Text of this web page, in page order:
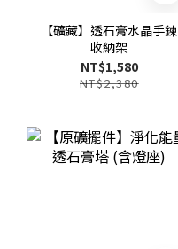
【礦藏】透石膏水晶手鍊
收納架
NT$1,580
NT$2,380